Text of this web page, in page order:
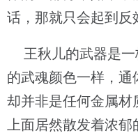
话，那就只会起到反
王秋儿的武器是一
的武魂颜色一样，
却并非是任何金属材
上面居然散发着浓